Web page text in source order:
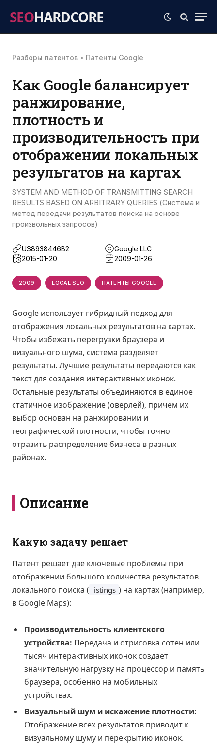
SEOHARDCORE
Разборы патентов • Патенты Google
Как Google балансирует
ранжирование,
плотность и
производительность при
отображении локальных
результатов на картах
SYSTEM AND METHOD OF TRANSMITTING SEARCH
RESULTS BASED ON ARBITRARY QUERIES (Система и
метод передачи результатов поиска на основе
произвольных запросов)
US8938446B2
Google LLC
2015-01-20
2009-01-26
2009 LOCAL SEO ПАТЕНТЫ GOOGLE
Google использует гибридный подход для
отображения локальных результатов на картах.
Чтобы избежать перегрузки браузера и
визуального шума, система разделяет
результаты. Лучшие результаты передаются как
текст для создания интерактивных иконок.
Остальные результаты объединяются в единое
статичное изображение (оверлей), причем их
выбор основан на ранжировании и
географической плотности, чтобы точно
отразить распределение бизнеса в разных
районах.
Описание
Какую задачу решает
Патент решает две ключевые проблемы при
отображении большого количества результатов
локального поиска ( listings ) на картах (например,
в Google Maps):
Производительность клиентского
устройства: Передача и отрисовка сотен или
тысяч интерактивных иконок создает
значительную нагрузку на процессор и память
браузера, особенно на мобильных
устройствах.
Визуальный шум и искажение плотности:
Отображение всех результатов приводит к
визуальному шуму и перекрытию иконок.